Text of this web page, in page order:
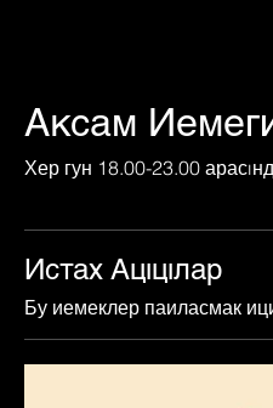
Аксам
Хер гун 18.00-23.00
Истах Ацıцıлар
Бу иемеклер паиласмак